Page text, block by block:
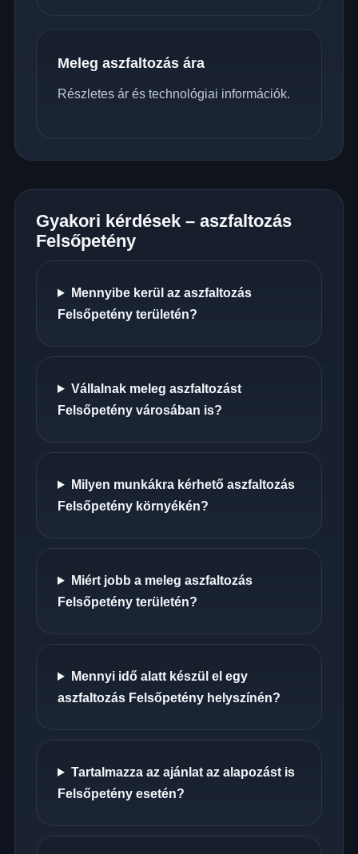
Meleg aszfaltozás ára
Részletes ár és technológiai információk.
Gyakori kérdések – aszfaltozás
Felsőpetény
Mennyibe kerül az aszfaltozás
Felsőpetény területén?
Vállalnak meleg aszfaltozást
Felsőpetény városában is?
Milyen munkákra kérhető aszfaltozás
Felsőpetény környékén?
Miért jobb a meleg aszfaltozás
Felsőpetény területén?
Mennyi idő alatt készül el egy
aszfaltozás Felsőpetény helyszínén?
Tartalmazza az ajánlat az alapozást is
Felsőpetény esetén?